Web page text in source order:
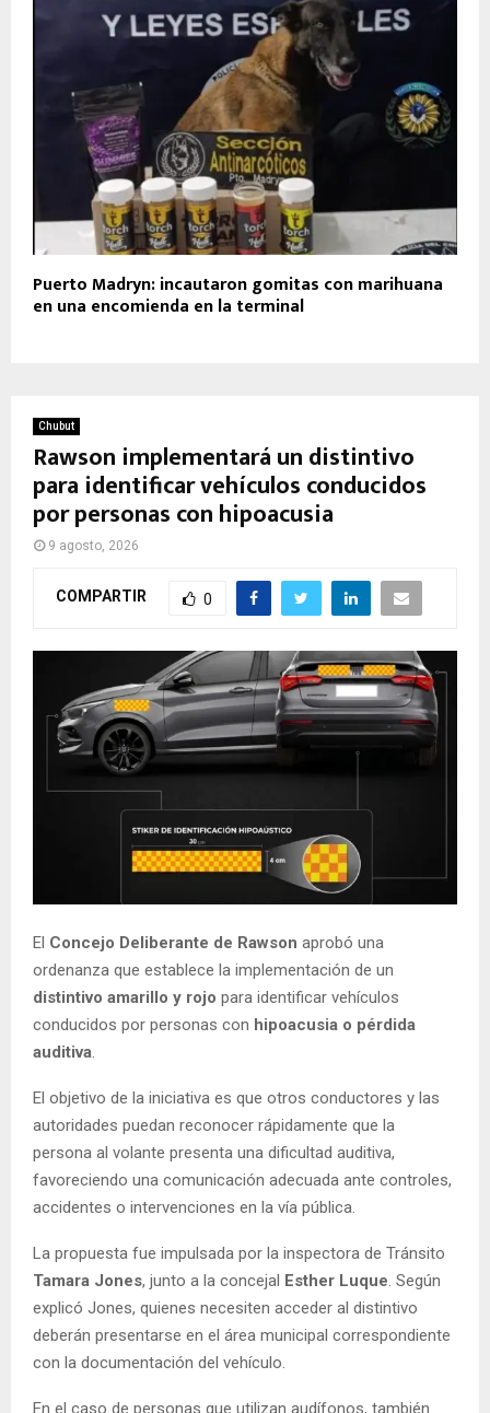
Puerto Madryn: incautaron gomitas con marihuana
en una encomienda en la terminal
Chubut
Rawson implementará un distintivo
para identificar vehículos conducidos
por personas con hipoacusia
9 agosto, 2026
COMPARTIR 0
El Concejo Deliberante de Rawson aprobó una
ordenanza que establece la implementación de un
distintivo amarillo y rojo para identificar vehículos
conducidos por personas con hipoacusia o pérdida
auditiva.
El objetivo de la iniciativa es que otros conductores y las
autoridades puedan reconocer rápidamente que la
persona al volante presenta una dificultad auditiva,
favoreciendo una comunicación adecuada ante controles,
accidentes o intervenciones en la vía pública.
La propuesta fue impulsada por la inspectora de Tránsito
Tamara Jones, junto a la concejal Esther Luque. Según
explicó Jones, quienes necesiten acceder al distintivo
deberán presentarse en el área municipal correspondiente
con la documentación del vehículo.
En el caso de personas que utilizan audífonos, también